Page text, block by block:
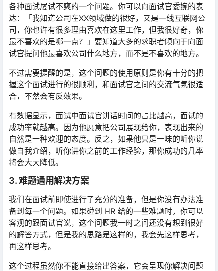
各种面试屡试不爽的一个问题。你可以向面试官委婉的表
达：「我知道公司在XX领域做的很好，又是一线互联网公
司，你也许有很多理由喜欢在这里工作，但我很好奇，你
最不喜欢的是哪一点？」要知道大多的求职者倾向于向面
试官提问他最喜欢公司什么地方，而不是不喜欢的地方。
不过需要提醒的是，这个问题的使用原则是你有十分的把
握这个面试进行的很顺利，和面试官之间的交流气氛很适
合，不然会有反效果。
有数据显示，面试中面试官讲话时间的占比越高，面试的
成功率就越高。因为他愿意把公司展现给你，表现出来的
自然是一种欢迎的态度。反之，如果他只是一味的听你说
做自我介绍，听你讲你之前的工作经验，那你成功的几率
将会大大降低。
3. 难题通用解决方案
我们在面试前即使进行了充分的准备，但是你没有办法准
备到每一个问题。如果碰到 HR 给的一些难题时，你可以
客观的跟面试官说，这个问题我一时之间还没有想到很好
的解答方式，但是我的思路是这样的，我会先这样思考，
再这样思考。
这个过程虽然你不能直接给出答案，它会呈现你解决问题